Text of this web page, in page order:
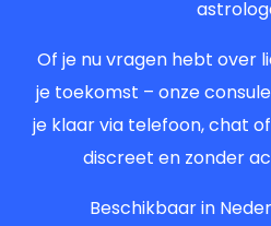
Of je nu vragen hebt over
je toekomst – onze
je klaar via telefoon, chat
discreet en zonder
Beschikbaar in